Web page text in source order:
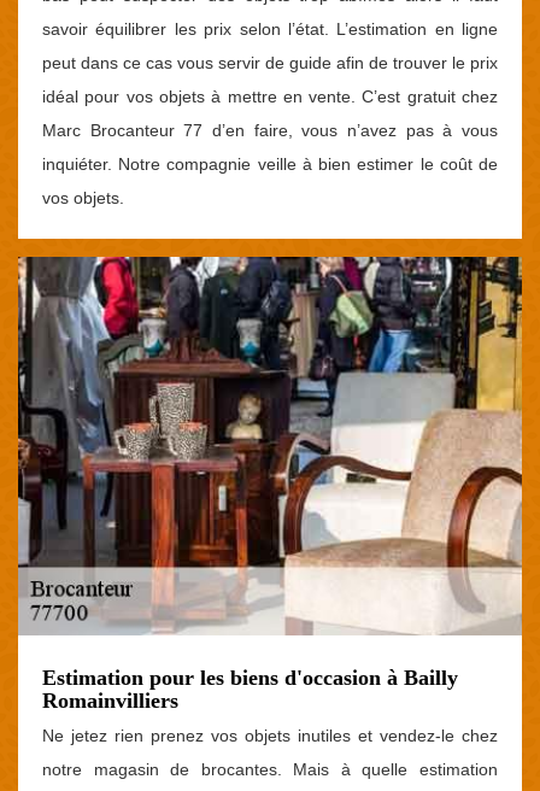
savoir équilibrer les prix selon l’état. L’estimation en ligne
peut dans ce cas vous servir de guide afin de trouver le prix
idéal pour vos objets à mettre en vente. C’est gratuit chez
Marc Brocanteur 77 d’en faire, vous n’avez pas à vous
inquiéter. Notre compagnie veille à bien estimer le coût de
vos objets.
Estimation pour les biens d'occasion à Bailly
Romainvilliers
Ne jetez rien prenez vos objets inutiles et vendez-le chez
notre magasin de brocantes. Mais à quelle estimation